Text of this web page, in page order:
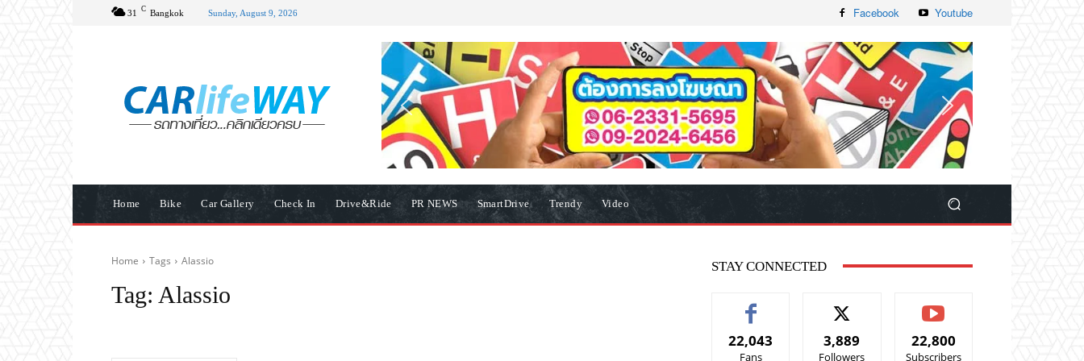
31 C Bangkok Sunday, August 9, 2026 Facebook Youtube
Home Bike Car Gallery Check In Drive&Ride PR NEWS SmartDrive Trendy Video
Home Tags Alassio
Tag: Alassio
STAY CONNECTED
22,043
Fans
3,889
Followers
22,800
Subscribers